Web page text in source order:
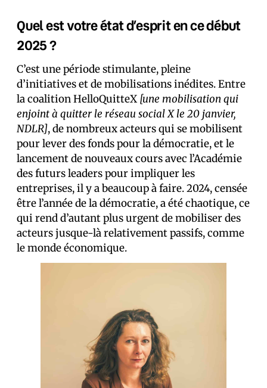
Quel est votre état d’esprit en ce début
2025 ?
C’est une période stimulante, pleine
d’initiatives et de mobilisations inédites. Entre
la coalition HelloQuitteX [une mobilisation qui
enjoint à quitter le réseau social X le 20 janvier,
NDLR], de nombreux acteurs qui se mobilisent
pour lever des fonds pour la démocratie, et le
lancement de nouveaux cours avec l’Académie
des futurs leaders pour impliquer les
entreprises, il y a beaucoup à faire. 2024, censée
être l’année de la démocratie, a été chaotique, ce
qui rend d’autant plus urgent de mobiliser des
acteurs jusque-là relativement passifs, comme
le monde économique.